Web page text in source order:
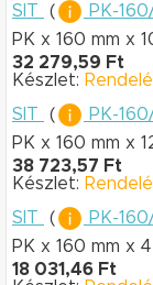
SIT
( PK-
PK x 160 mm x
32 279,59 Ft
Készlet:
SIT
( PK-
PK x 160 mm x
38 723,57 Ft
Készlet:
SIT
( PK-
PK x 160 mm x
18 031,46 Ft